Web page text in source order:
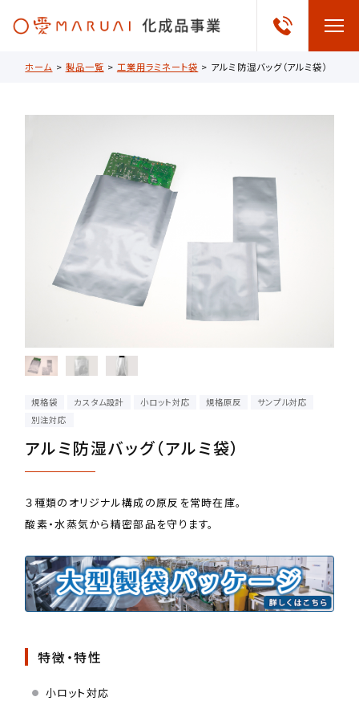
ホーム > 製品一覧 > 工業用ラミネート袋 > アルミ防湿バッグ（アルミ袋）
規格袋 カスタム設計 小ロット対応 規格原反
サンプル対応
別注対応
アルミ防湿バッグ（アルミ袋）
３種類のオリジナル構成の原反を常時在庫。
酸素・水蒸気から精密部品を守ります。
特徴・特性
小ロット対応